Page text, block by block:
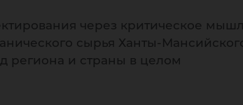
через критическое
сырья Ханты-
региона и страны в целом